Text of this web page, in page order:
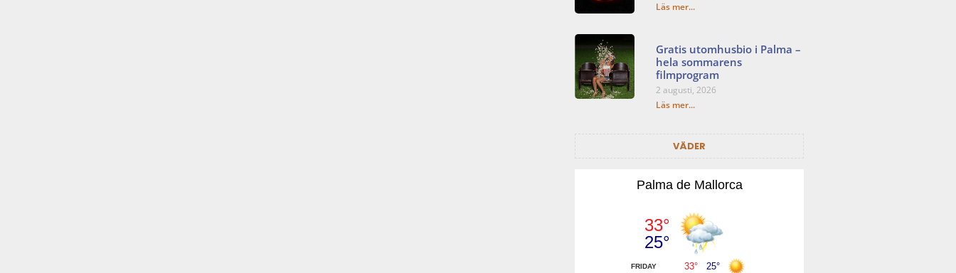
Läs mer...
Gratis utomhusbio i Palma –
hela sommarens
filmprogram
2 augusti, 2026
Läs mer...
VÄDER
Palma de Mallorca